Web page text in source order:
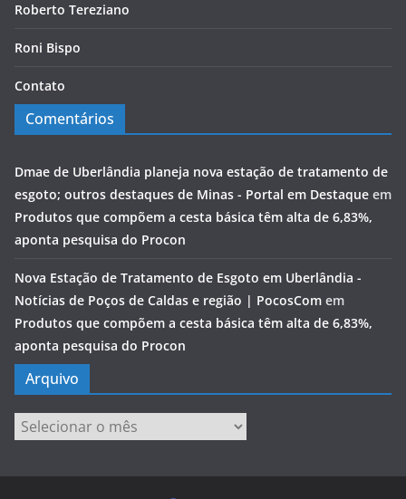
Roberto Tereziano
Roni Bispo
Contato
Comentários
Dmae de Uberlândia planeja nova estação de tratamento de
esgoto; outros destaques de Minas - Portal em Destaque em
Produtos que compõem a cesta básica têm alta de 6,83%,
aponta pesquisa do Procon
Nova Estação de Tratamento de Esgoto em Uberlândia -
Notícias de Poços de Caldas e região | PocosCom em
Produtos que compõem a cesta básica têm alta de 6,83%,
aponta pesquisa do Procon
Arquivo
Arquivo